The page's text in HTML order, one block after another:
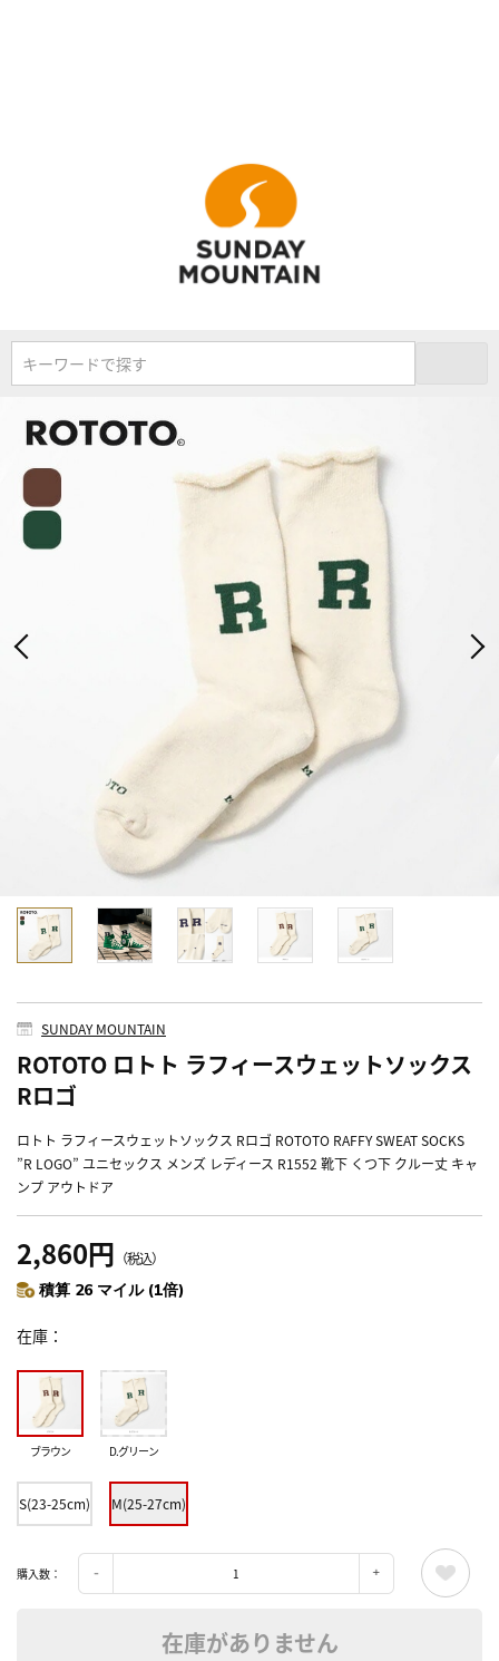
キーワードで探す
SUNDAY MOUNTAIN
ROTOTO ロトト ラフィースウェットソックス
Rロゴ
ロトト ラフィースウェットソックス Rロゴ ROTOTO RAFFY SWEAT SOCKS
”R LOGO” ユニセックス メンズ レディース R1552 靴下 くつ下 クルー丈 キャ
ンプ アウトドア
2,860円 （税込）
積算 26 マイル (1倍)
在庫
ブラウン D.グリーン
S(23-25cm) M(25-27cm)
購入数：
在庫がありません